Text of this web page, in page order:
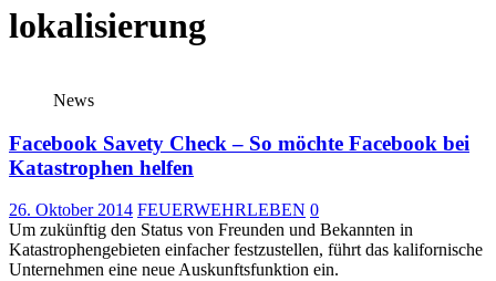
lokalisierung
News
Facebook Savety Check – So möchte Facebook bei
Katastrophen helfen
26. Oktober 2014 FEUERWEHRLEBEN 0
Um zukünftig den Status von Freunden und Bekannten in
Katastrophengebieten einfacher festzustellen, führt das kalifornische
Unternehmen eine neue Auskunftsfunktion ein.